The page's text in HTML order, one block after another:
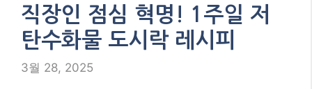
직장인 점심 혁명! 1주일 저
탄수화물 도시락 레시피
3월 28, 2025